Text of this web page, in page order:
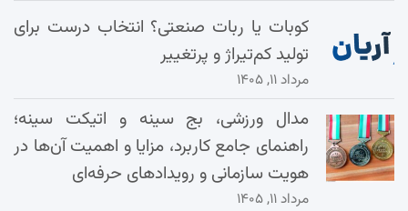
کوبات یا ربات صنعتی؟ انتخاب درست برای
تولید کم‌تیراژ و پرتغییر
مرداد ۱۱, ۱۴۰۵
مدال ورزشی، بج سینه و اتیکت سینه؛
راهنمای جامع کاربرد، مزایا و اهمیت آن‌ها در
هویت سازمانی و رویدادهای حرفه‌ای
مرداد ۱۱, ۱۴۰۵